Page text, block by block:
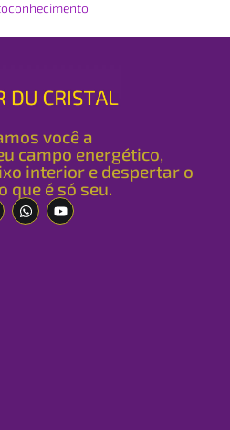
você a
campo energético,
interior e despertar o
que é só seu.